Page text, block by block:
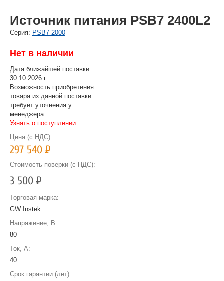
Источник питания PSB7 2400L2
Cерия: PSB7 2000
Нет в наличии
Дата ближайшей поставки:
30.10.2026 г.
Возможность приобретения
товара из данной поставки
требует уточнения у
менеджера
Узнать о поступлении
Цена (с НДС):
297 540Р
Стоимость поверки (с НДС):
3 500Р
Торговая марка:
GW Instek
Напряжение, В:
80
Ток, А:
40
Срок гарантии (лет):